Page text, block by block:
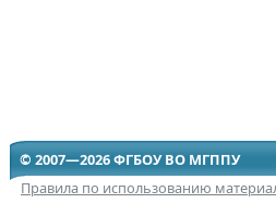
© 2007—2026 ФГБОУ ВО МГППУ
Правила по использованию